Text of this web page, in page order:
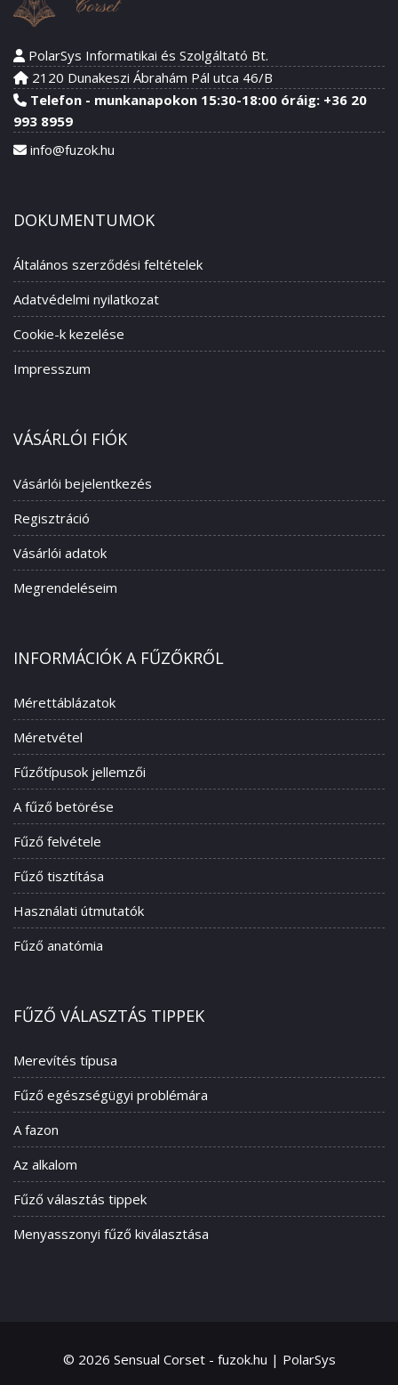
PolarSys Informatikai és Szolgáltató Bt.
2120 Dunakeszi Ábrahám Pál utca 46/B
Telefon - munkanapokon 15:30-18:00 óráig: +36 20
993 8959
info@fuzok.hu
DOKUMENTUMOK
Általános szerződési feltételek
Adatvédelmi nyilatkozat
Cookie-k kezelése
Impresszum
VÁSÁRLÓI FIÓK
Vásárlói bejelentkezés
Regisztráció
Vásárlói adatok
Megrendeléseim
INFORMÁCIÓK A FŰZŐKRŐL
Mérettáblázatok
Méretvétel
Fűzőtípusok jellemzői
A fűző betörése
Fűző felvétele
Fűző tisztítása
Használati útmutatók
Fűző anatómia
FŰZŐ VÁLASZTÁS TIPPEK
Merevítés típusa
Fűző egészségügyi problémára
A fazon
Az alkalom
Fűző választás tippek
Menyasszonyi fűző kiválasztása
© 2026 Sensual Corset - fuzok.hu | PolarSys